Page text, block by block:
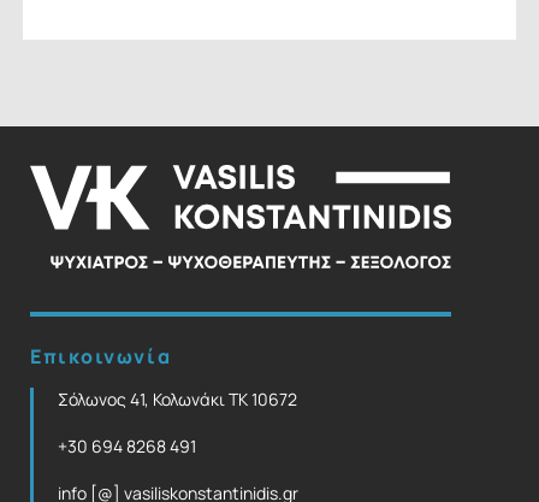
Επικοινωνία
Σόλωνος 41, Κολωνάκι ΤΚ 10672
+30 694 8268 491
info [@] vasiliskonstantinidis.gr